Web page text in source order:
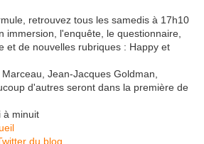
retrouvez tous les samedis à 17h10
immersion, l'enquête, le questionnaire,
et de nouvelles rubriques : Happy et
Jean-Jacques Goldman,
d'autres seront dans la première de
à minuit
du blog